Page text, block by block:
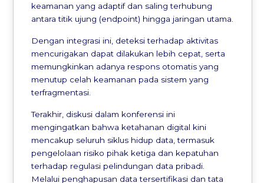
keamanan yang adaptif dan saling terhubung
antara titik ujung (endpoint) hingga jaringan utama.
Dengan integrasi ini, deteksi terhadap aktivitas
mencurigakan dapat dilakukan lebih cepat, serta
memungkinkan adanya respons otomatis yang
menutup celah keamanan pada sistem yang
terfragmentasi.
Terakhir, diskusi dalam konferensi ini
mengingatkan bahwa ketahanan digital kini
mencakup seluruh siklus hidup data, termasuk
pengelolaan risiko pihak ketiga dan kepatuhan
terhadap regulasi pelindungan data pribadi.
Melalui penghapusan data tersertifikasi dan tata